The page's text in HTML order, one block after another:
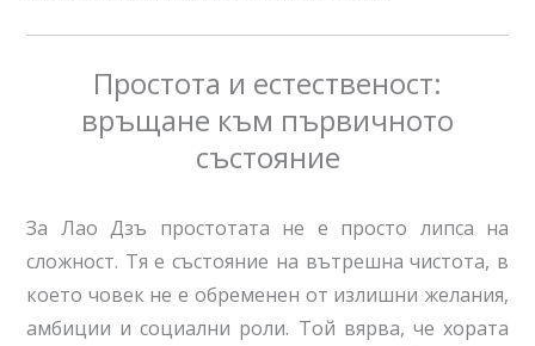
Простота и естественост:
връщане към първичното
състояние
За Лао Дзъ простотата не е просто липса на
сложност. Тя е състояние на вътрешна чистота, в
което човек не е обременен от излишни желания,
амбиции и социални роли. Той вярва, че хората